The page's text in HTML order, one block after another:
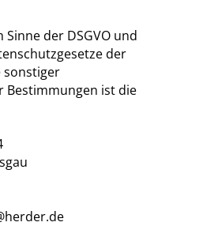
der DSGVO und
der
sonstiger
ist die